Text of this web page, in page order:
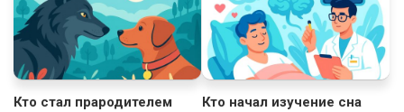
Кто стал прародителем
Кто начал изучение сна